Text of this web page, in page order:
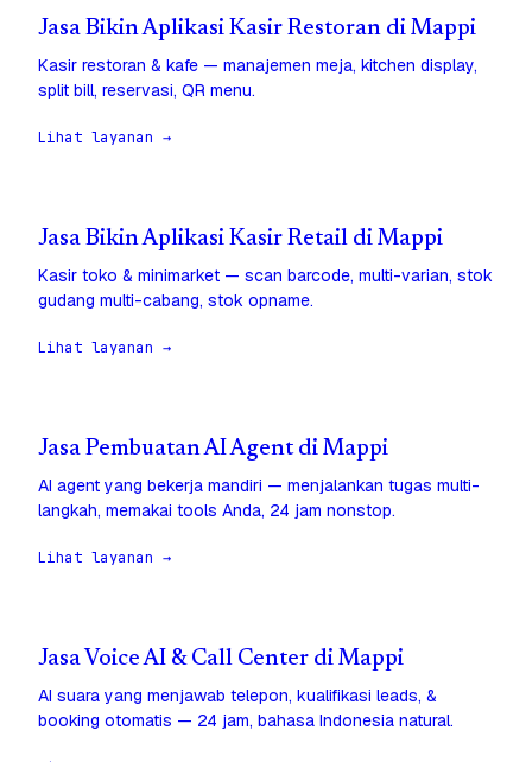
Jasa Bikin Aplikasi Kasir Restoran di Mappi
Kasir restoran & kafe — manajemen meja, kitchen display,
split bill, reservasi, QR menu.
Lihat layanan →
Jasa Bikin Aplikasi Kasir Retail di Mappi
Kasir toko & minimarket — scan barcode, multi-varian, stok
gudang multi-cabang, stok opname.
Lihat layanan →
Jasa Pembuatan AI Agent di Mappi
AI agent yang bekerja mandiri — menjalankan tugas multi-
langkah, memakai tools Anda, 24 jam nonstop.
Lihat layanan →
Jasa Voice AI & Call Center di Mappi
AI suara yang menjawab telepon, kualifikasi leads, &
booking otomatis — 24 jam, bahasa Indonesia natural.